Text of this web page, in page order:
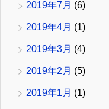
2019年7月 (6)
2019年4月 (1)
2019年3月 (4)
2019年2月 (5)
2019年1月 (1)